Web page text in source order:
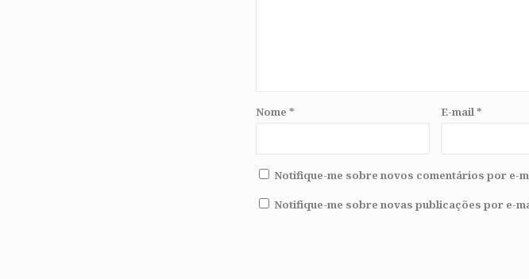
Nome * E-mail*
Notifique-me sobre novos comentários por e-
Notifique-me sobre novas publicações por e-